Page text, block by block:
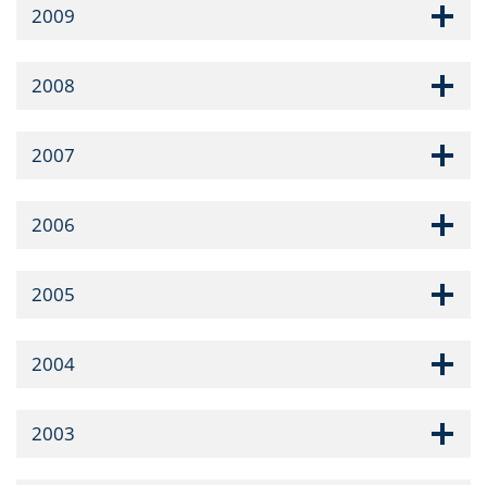
2009
2008
2007
2006
2005
2004
2003